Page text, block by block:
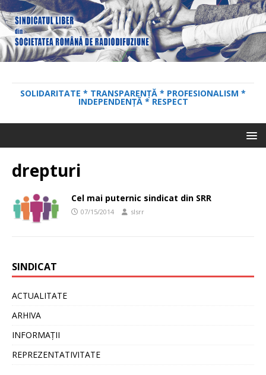
SOLIDARITATE * TRANSPARENȚĂ * PROFESIONALISM *
INDEPENDENȚĂ * RESPECT
drepturi
Cel mai puternic sindicat din SRR
07/15/2014 slsrr
SINDICAT
ACTUALITATE
ARHIVA
INFORMAȚII
REPREZENTATIVITATE